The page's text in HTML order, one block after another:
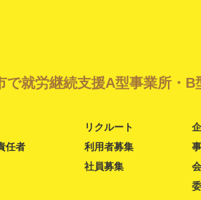
で就労継続支援A型事業所・B
任者
リクルート
利用者募集
社員募集